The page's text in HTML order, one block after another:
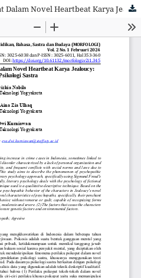
Fenomena Perilaku Psikopat Dalam Novel Heartbeat Karya Jealoucy: Kajian Psikologi Sastra